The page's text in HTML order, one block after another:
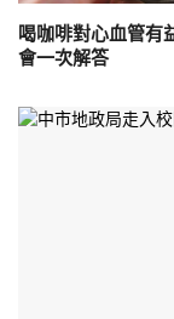
喝咖啡對心血管有
會一次解答